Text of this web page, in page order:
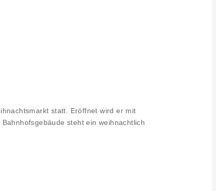
statt. Eröffnet wird er mit
steht ein weihnachtlich